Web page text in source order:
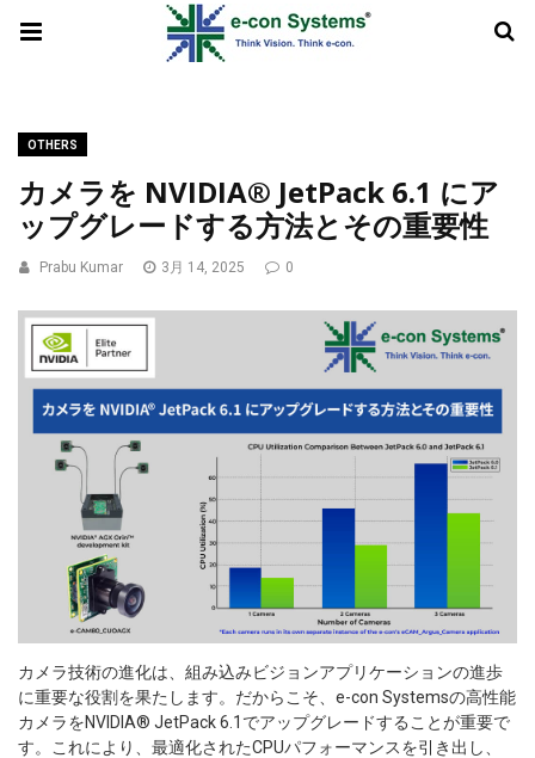
OTHERS
カメラを NVIDIA® JetPack 6.1 にア
ップグレードする方法とその重要性
Prabu Kumar 3月 14, 2025 0
カメラ技術の進化は、組み込みビジョンアプリケーションの進歩
に重要な役割を果たします。だからこそ、e-con Systemsの高性能
カメラをNVIDIA® JetPack 6.1でアップグレードすることが重要で
す。これにより、最適化されたCPUパフォーマンスを引き出し、